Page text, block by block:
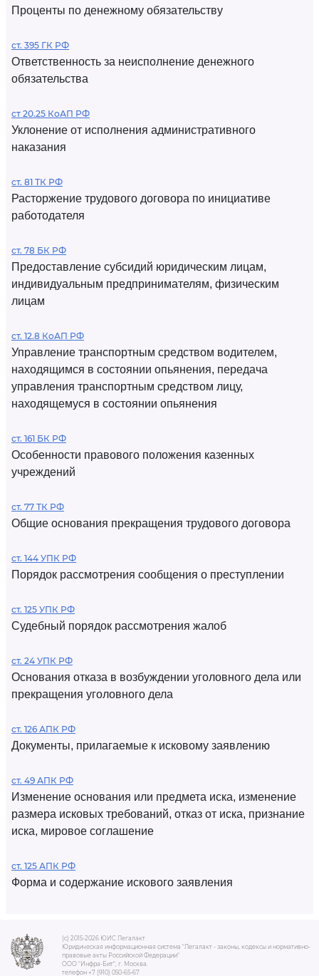
Проценты по денежному обязательству
ст. 395 ГК РФ
Ответственность за неисполнение денежного
обязательства
ст 20.25 КоАП РФ
Уклонение от исполнения административного
наказания
ст. 81 ТК РФ
Расторжение трудового договора по инициативе
работодателя
ст. 78 БК РФ
Предоставление субсидий юридическим лицам,
индивидуальным предпринимателям, физическим
лицам
ст. 12.8 КоАП РФ
Управление транспортным средством водителем,
находящимся в состоянии опьянения, передача
управления транспортным средством лицу,
находящемуся в состоянии опьянения
ст. 161 БК РФ
Особенности правового положения казенных
учреждений
ст. 77 ТК РФ
Общие основания прекращения трудового договора
ст. 144 УПК РФ
Порядок рассмотрения сообщения о преступлении
ст. 125 УПК РФ
Судебный порядок рассмотрения жалоб
ст. 24 УПК РФ
Основания отказа в возбуждении уголовного дела или
прекращения уголовного дела
ст. 126 АПК РФ
Документы, прилагаемые к исковому заявлению
ст. 49 АПК РФ
Изменение основания или предмета иска, изменение
размера исковых требований, отказ от иска, признание
иска, мировое соглашение
ст. 125 АПК РФ
Форма и содержание искового заявления
(c) 2015-2026 ЮИС Легалакт
Юридическая информационная система "Легалакт - законы, кодексы и нормативно-
правовые акты Российской Федерации"
ООО "Инфра-Бит", г. Москва.
телефон +7 (910) 050-65-67